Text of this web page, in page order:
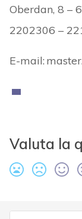
Oberdan, 8 –
2202306 –
E-mail:
Valuta la